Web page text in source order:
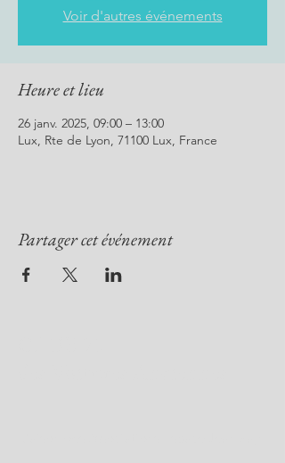
Voir d'autres événements
Heure et lieu
26 janv. 2025, 09:00 – 13:00
Lux, Rte de Lyon, 71100 Lux, France
Partager cet événement